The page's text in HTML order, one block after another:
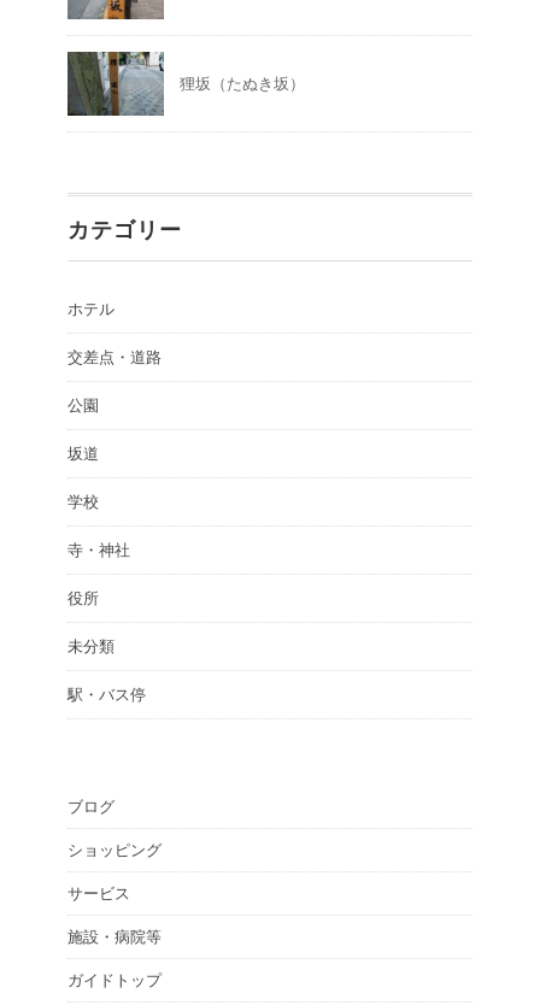
狸坂（たぬき坂）
カテゴリー
ホテル
交差点・道路
公園
坂道
学校
寺・神社
役所
未分類
駅・バス停
ブログ
ショッピング
サービス
施設・病院等
ガイドトップ